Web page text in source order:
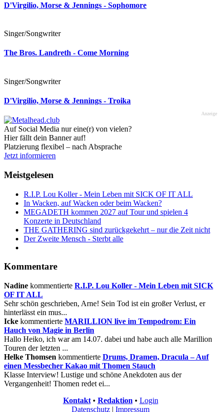
D'Virgilio, Morse & Jennings - Sophomore
Singer/Songwriter
The Bros. Landreth - Come Morning
Singer/Songwriter
D'Virgilio, Morse & Jennings - Troika
Anzeige
Auf Social Media nur eine(r) von vielen?
Hier fällt dein Banner auf!
Platzierung flexibel – nach Absprache
Jetzt informieren
Meistgelesen
R.I.P. Lou Koller - Mein Leben mit SICK OF IT ALL
In Wacken, auf Wacken oder beim Wacken?
MEGADETH kommen 2027 auf Tour und spielen 4
Konzerte in Deutschland
THE GATHERING sind zurückgekehrt – nur die Zeit nicht
Der Zweite Mensch - Sterbt alle
Kommentare
Nadine kommentierte R.I.P. Lou Koller - Mein Leben mit SICK
OF IT ALL
Sehr schön geschrieben, Arne! Sein Tod ist ein großer Verlust, er
hinterlässt ein mus...
Icke kommentierte MARILLION live im Tempodrom: Ein
Hauch von Magie in Berlin
Hallo Heiko, ich war am 14.07. dabei und habe auch alle Marillion
Touren der letzten ...
Helke Thomsen kommentierte Drums, Dramen, Dracula – Auf
einen Messbecher Kakao mit Thomen Stauch
Klasse Interview! Lustige und schöne Anekdoten aus der
Vergangenheit! Thomen redet ei...
Kontakt• Redaktion • Login
Datenschutz | Impressum